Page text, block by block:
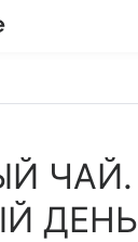
ЧАЙ.
ДЕНЬ